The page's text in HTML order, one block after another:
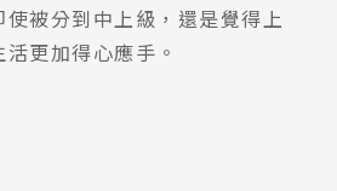
被分到中上級，還是覺得上
更加得心應手。